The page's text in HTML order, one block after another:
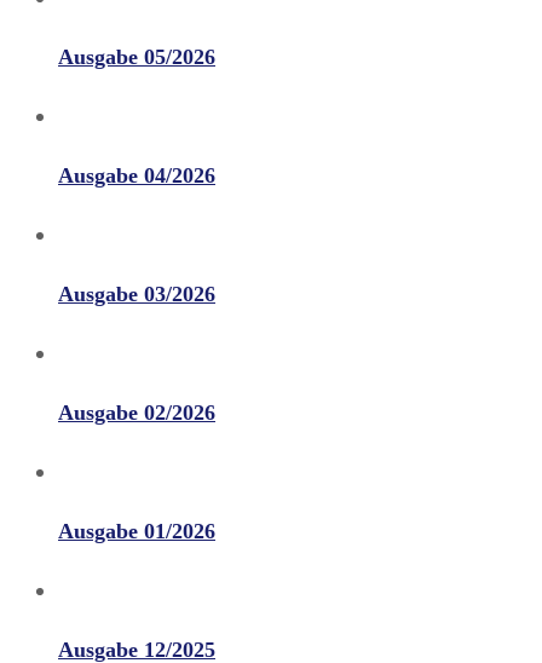
Ausgabe 05/2026
Ausgabe 04/2026
Ausgabe 03/2026
Ausgabe 02/2026
Ausgabe 01/2026
Ausgabe 12/2025